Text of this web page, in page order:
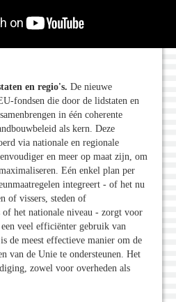
en regio's. De nieuwe
fondsen die door de lidstaten en
in één coherente
als kern. Deze
via nationale en regionale
en meer op maat zijn, om
Eén enkel plan per
integreert - of het nu
of vissers, steden of
of het nationale niveau - zorgt voor
veel efficiënter gebruik van
de meest effectieve manier om de
van de Unie te ondersteunen. Het
zowel voor overheden als